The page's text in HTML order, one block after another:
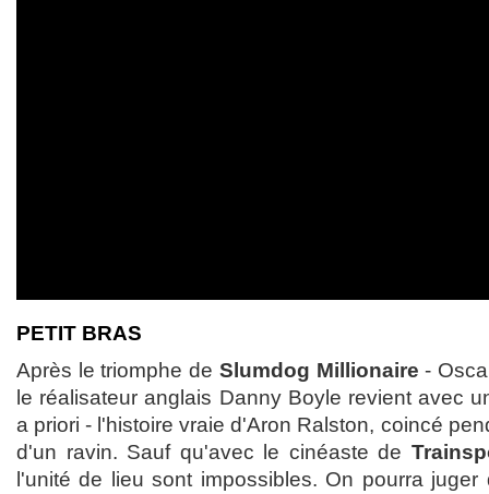
PETIT BRAS
Après le triomphe de Slumdog Millionaire -
le réalisateur anglais Danny Boyle revient avec
a priori - l'histoire vraie d'Aron Ralston, coincé
d'un ravin. Sauf qu'avec le cinéaste de
l'unité de lieu sont impossibles. On pourra